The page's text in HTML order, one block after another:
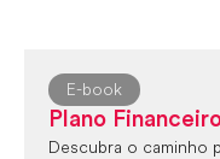
E-book
Plano
Descubra o caminho